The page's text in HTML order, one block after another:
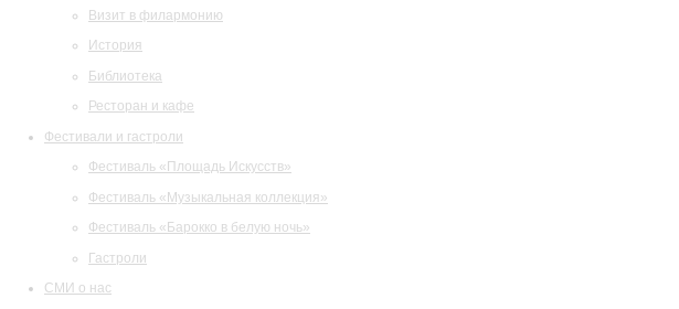
Визит в филармонию
История
Библиотека
Ресторан и кафе
Фестивали и гастроли
Фестиваль «Площадь Искусств»
Фестиваль «Музыкальная коллекция»
Фестиваль «Барокко в белую ночь»
Гастроли
СМИ о нас